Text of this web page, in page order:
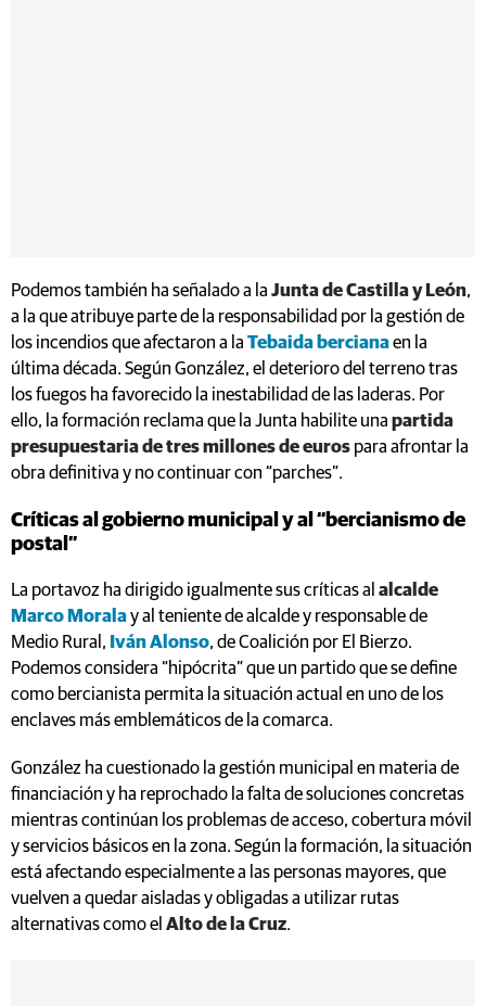
Podemos también ha señalado a la Junta de Castilla y León,
a la que atribuye parte de la responsabilidad por la gestión de
los incendios que afectaron a la Tebaida bercianaen la
última década. Según González, el deterioro del terreno tras
los fuegos ha favorecido la inestabilidad de las laderas. Por
ello, la formación reclama que la Junta habilite una partida
presupuestaria de tres millones de euros para afrontar la
obra definitiva y no continuar con “parches”.
Críticas al gobierno municipal y al “bercianismo de
postal”
La portavoz ha dirigido igualmente sus críticas al alcalde
Marco Moralay al teniente de alcalde y responsable de
Medio Rural, Iván Alonso, de Coalición por El Bierzo.
Podemos considera “hipócrita” que un partido que se define
como bercianista permita la situación actual en uno de los
enclaves más emblemáticos de la comarca.
González ha cuestionado la gestión municipal en materia de
financiación y ha reprochado la falta de soluciones concretas
mientras continúan los problemas de acceso, cobertura móvil
y servicios básicos en la zona. Según la formación, la situación
está afectando especialmente a las personas mayores, que
vuelven a quedar aisladas y obligadas a utilizar rutas
alternativas como el Alto de la Cruz.